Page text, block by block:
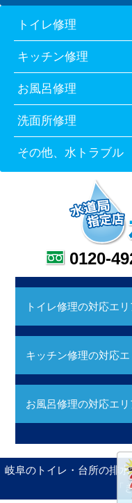
トイレ修理
キッチン修理
お風呂修理
洗面所修理
その他、水トラブル
0120-
トイレ修理の対応エリ
キッチン修理の対応エ
お風呂修理の対応エリ
岐阜のトイレ・台所の排
「